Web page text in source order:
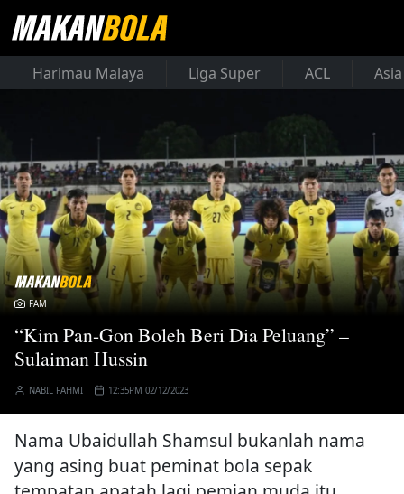
Harimau Malaya Liga Super ACL
FAM
“Kim Pan-Gon Boleh Beri Dia Peluang” –
Sulaiman Hussin
NABIL FAHMI 12:35PM 02/12/2023
Nama Ubaidullah Shamsul bukanlah nama
yang asing buat peminat bola sepak